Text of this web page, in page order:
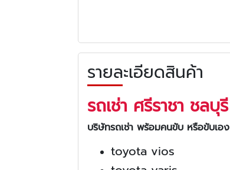
รายละเอียดสินค้า
รถเช่า ศรีราชา ชลบุรี
บริษัทรถเช่า พร้อมคนขับ หรือขับเอง
toyota vios